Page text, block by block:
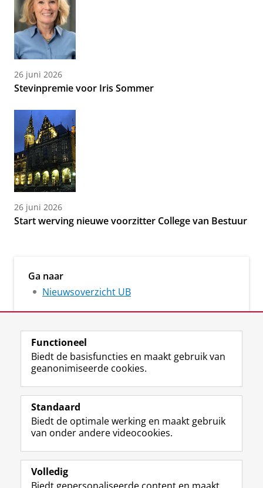
26 juni 2026
Stevinpremie voor Iris Sommer
26 juni 2026
Start werving nieuwe voorzitter College van Bestuur
Ga naar
Nieuwsoverzicht UB
Volg ons op
M
a
t
o
o
p
I
n
t
r
m
De UB voor medewerkers
Praktisch
Functioneel
Biedt de basisfuncties en maakt gebruik van
geanonimiseerde cookies.
Standaard
Biedt de optimale werking en maakt gebruik
van onder andere videocookies.
Volledig